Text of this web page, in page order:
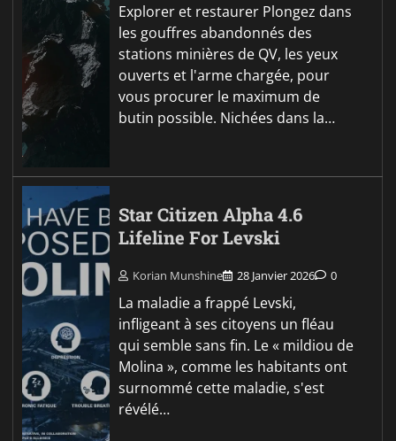
Explorer et restaurer Plongez dans
les gouffres abandonnés des
stations minières de QV, les yeux
ouverts et l'arme chargée, pour
vous procurer le maximum de
butin possible. Nichées dans la…
Star Citizen Alpha 4.6
Lifeline For Levski
Korian Munshine 28 Janvier 2026 0
La maladie a frappé Levski,
infligeant à ses citoyens un fléau
qui semble sans fin. Le « mildiou de
Molina », comme les habitants ont
surnommé cette maladie, s'est
révélé…